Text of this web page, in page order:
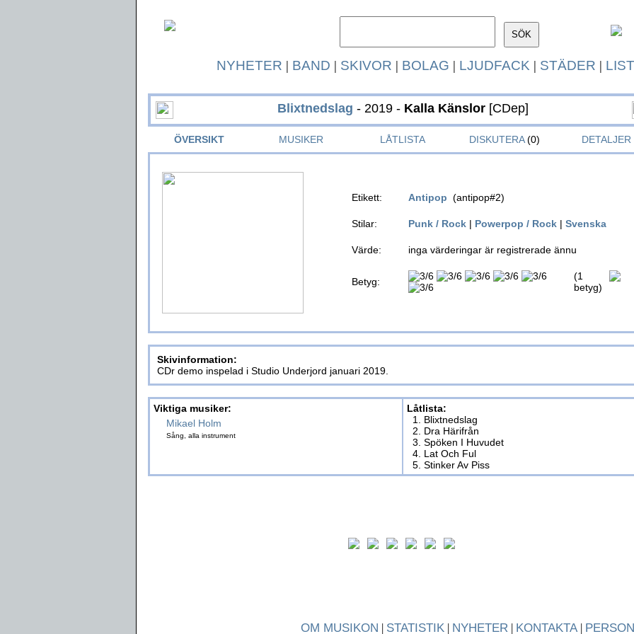
NYHETER | BAND | SKIVOR | BOLAG | LJUDFACK | STÄDER |
Blixtnedslag - 2019 - Kalla Känslor[CDep]
ÖVERSIKT MUSIKER LÅTLISTA DISKUTERA(0) DETALJER
Etikett: Antipop (antipop#2)
Stilar: Punk / Rock | Powerpop / Rock | Svenska
Värde: inga värderingar är registrerade ännu
Betyg:
(1
betyg)
Skivinformation:
CDr demo inspelad i Studio Underjord januari 2019.
Viktiga musiker:
Mikael Holm
Sång, alla instrument
Låtlista:
1. Blixtnedslag
2. Dra Härifrån
3. Spöken I Huvudet
4. Lat Och Ful
5. Stinker Av Piss
OM MUSIKON | STATISTIK| NYHETER| KONTAKTA|